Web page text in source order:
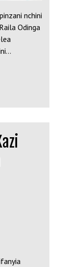
nchini
Odinga